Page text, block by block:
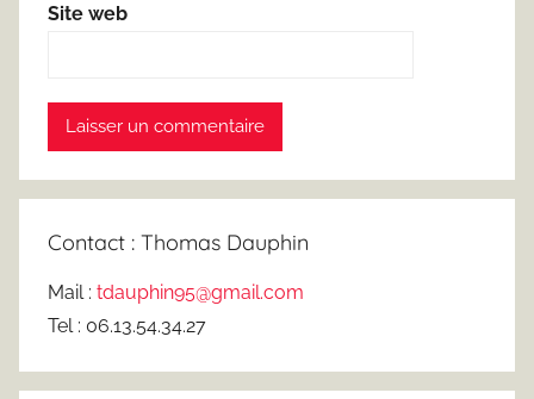
Site web
Contact : Thomas Dauphin
Mail : tdauphin95@gmail.com
Tel : 06.13.54.34.27